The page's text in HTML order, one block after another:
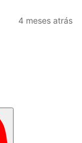
4 meses atrás